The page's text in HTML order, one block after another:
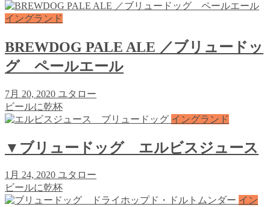
イングランド
BREWDOG PALE ALE ／ブリュードッ
グ ペールエール
7月 20, 2020 ユタロー
ビールに乾杯
イングランド
▼ブリュードッグ エルビスジュース
1月 24, 2020 ユタロー
ビールに乾杯
イン